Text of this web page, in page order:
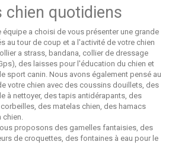
chien quotidiens
a choisi de vous présenter une grande
au tour de coup et a l'activité de votre chien
a strass, bandana, collier de dressage
des laisses pour l'éducation du chien et
sport canin. Nous avons également pensé au
votre chien avec des coussins douillets, des
à nettoyer, des tapis antidérapants, des
des matelas chien, des hamacs
chien.
proposons des gamelles fantaisies, des
de croquettes, des fontaines à eau pour le